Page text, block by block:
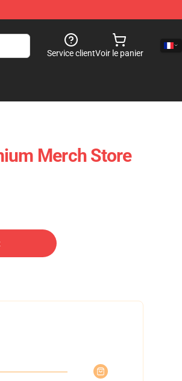
Service clientVoir le panier
Merch Store